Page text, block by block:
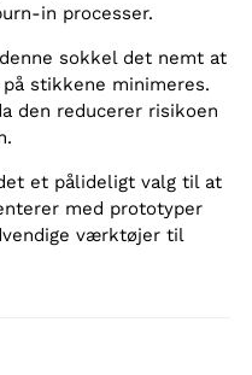
in processer.
sokkel det nemt at
stikkene minimeres.
den reducerer risikoen
et pålideligt valg til at
med prototyper
værktøjer til